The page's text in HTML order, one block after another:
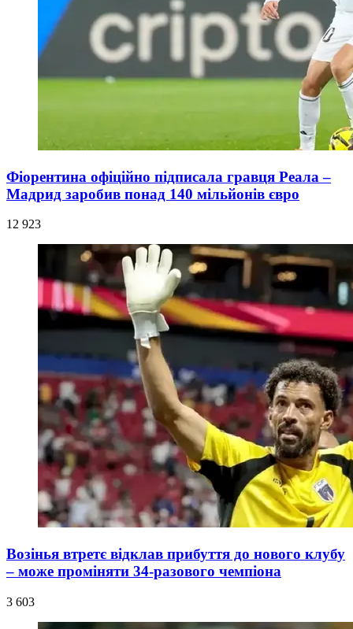
Фіорентина офіційно підписала гравця Реала –
Мадрид заробив понад 140 мільйонів євро
12 923
Возінья втретє відклав прибуття до нового клубу
– може проміняти 34-разового чемпіона
3 603